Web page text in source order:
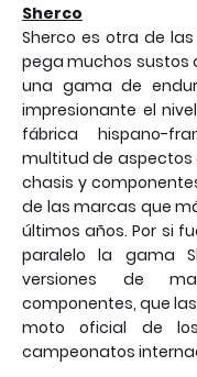
Sherco
Sherco es otra de
pega muchos sustos
una gama de
impresionante el
fábrica hispano-
multitud de aspectos
chasis y
de las marcas que
últimos años. Por si
paralelo la gama
versiones de
componentes, que
moto oficial de
campeonatos